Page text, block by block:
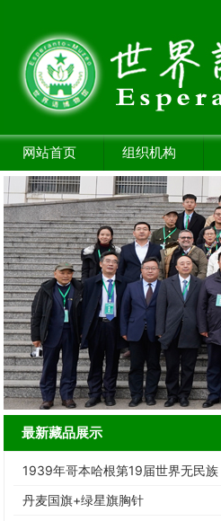
网站首页 组织机构
最新藏品展示
1939年哥本哈根第19届世界无民族
协会大会明信片与邮票
丹麦国旗+绿星旗胸针